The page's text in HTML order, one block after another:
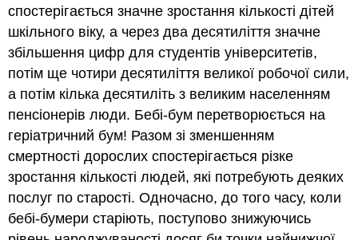
спостерігається значне зростання кількості дітей
шкільного віку, а через два десятиліття значне
збільшення цифр для студентів університетів,
потім ще чотири десятиліття великої робочої сили,
а потім кілька десятиліть з великим населенням
пенсіонерів люди. Бебі-бум перетворюється на
геріатричний бум! Разом зі зменшенням
смертності дорослих спостерігається різке
зростання кількості людей, які потребують деяких
послуг по старості. Одночасно, до того часу, коли
бебі-бумери старіють, поступово знижуючись